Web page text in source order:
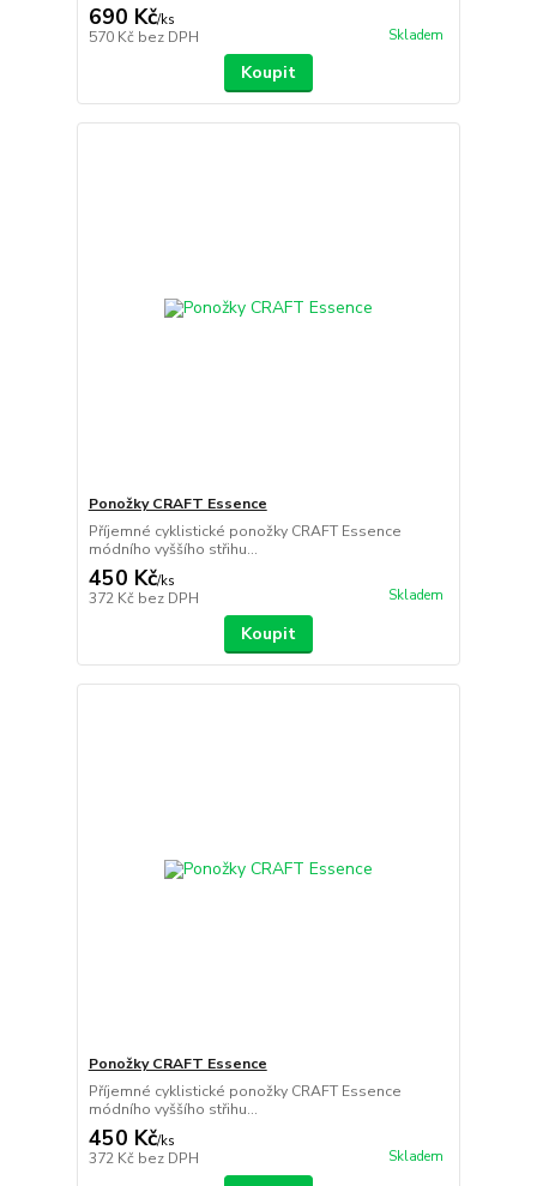
690 Kč/ks
570 Kč bez DPH Skladem
Koupit
Ponožky CRAFT Essence
Příjemné cyklistické ponožky CRAFT Essence
módního vyššího střihu...
450 Kč/ks
372 Kč bez DPH Skladem
Koupit
Ponožky CRAFT Essence
Příjemné cyklistické ponožky CRAFT Essence
módního vyššího střihu...
450 Kč/ks
372 Kč bez DPH Skladem